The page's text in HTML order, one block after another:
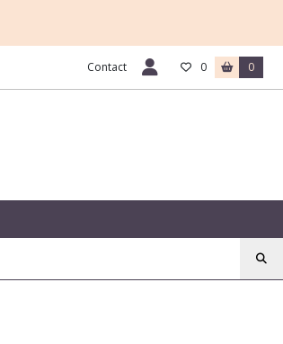
Contact 0 0